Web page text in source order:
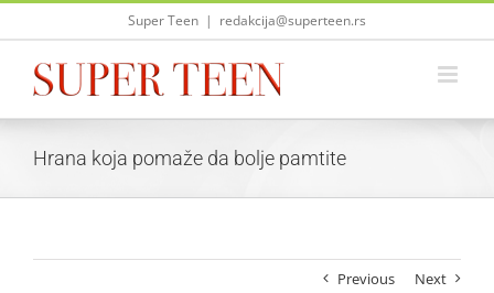
Skip
Super Teen | redakcija@superteen.rs
Hrana koja pomaže da bolje pamtite
Previous Next